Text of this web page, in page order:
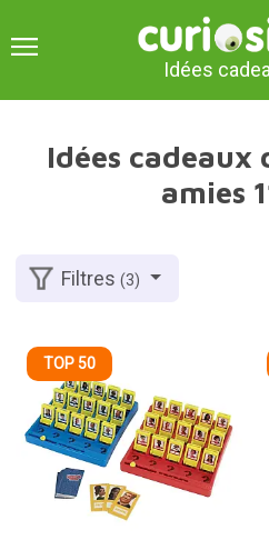
Idées
Idées cadeaux
amies
Filtres(3)
TOP 50